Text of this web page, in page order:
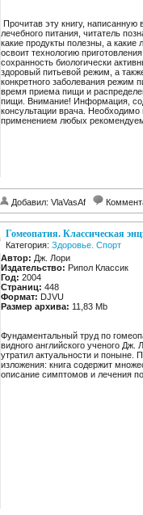
Прочитав эту книгу,
лечебного питания, читатель
какие продукты полезны, а
освоит технологию
сохранность биологически
здоровый питьевой режим, а
конкретного заболевания режим
время приема пищи и
пищи. Внимание! Информация,
консультации врача. Необходимо
применением любых
Добавил: VlaVasAf
Гомеопатия. Классическая
Категория: Здоровье. Спорт
Автор: Дж. Лори
Издательство: Рипол Классик
Год: 2004
Страниц: 448
Формат: DJVU
Размер архива: 11,83 Mb
Фундаментальный труд по
видного английского ученого
утратил актуальности и поныне.
изложения: книга содержит
описание симптомов и лечения